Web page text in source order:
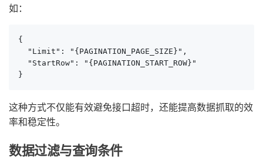
如：
{
  "Limit": "{PAGINATION_PAGE_SIZE}",
  "StartRow": "{PAGINATION_START_ROW}"
}
这种方式不仅能有效避免接口超时，还能提高数据抓取的效
率和稳定性。
数据过滤与查询条件